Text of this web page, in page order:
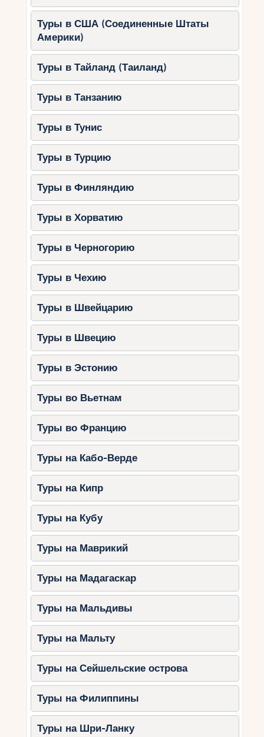
Туры в США (Соединенные Штаты
Америки)
Туры в Тайланд (Таиланд)
Туры в Танзанию
Туры в Тунис
Туры в Турцию
Туры в Финляндию
Туры в Хорватию
Туры в Черногорию
Туры в Чехию
Туры в Швейцарию
Туры в Швецию
Туры в Эстонию
Туры во Вьетнам
Туры во Францию
Туры на Кабо-Верде
Туры на Кипр
Туры на Кубу
Туры на Маврикий
Туры на Мадагаскар
Туры на Мальдивы
Туры на Мальту
Туры на Сейшельские острова
Туры на Филиппины
Туры на Шри-Ланку